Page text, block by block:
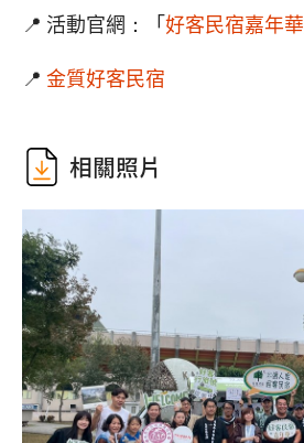
📍 活動官網：「好客民宿嘉年華
📍 金質好客民宿
相關照片